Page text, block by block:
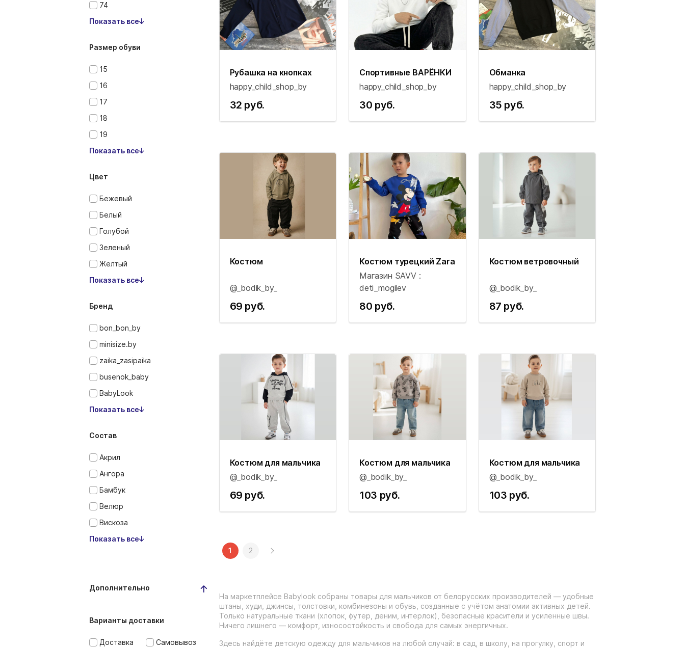
74
Показать все
Размер обуви
15
16
17
18
19
Показать все
Цвет
Бежевый
Белый
Голубой
Зеленый
Желтый
Показать все
Бренд
bon_bon_by
minisize.by
zaika_zasipaika
busenok_baby
BabyLook
Показать все
Состав
Акрил
Ангора
Бамбук
Велюр
Вискоза
Показать все
Дополнительно
Варианты доставки
Доставка Самовывоз
Рубашка на кнопках
happy_child_shop_by
32 руб.
Спортивные ВАРЁНКИ
happy_child_shop_by
30 руб.
Обманка
happy_child_shop_by
35 руб.
Костюм
@_bodik_by_
69 руб.
Костюм турецкий Zara
Магазин SAVV :
deti_mogilev
80 руб.
Костюм ветровочный
@_bodik_by_
87 руб.
Костюм для мальчика
@_bodik_by_
69 руб.
Костюм для мальчика
@_bodik_by_
103 руб.
Костюм для мальчика
@_bodik_by_
103 руб.
1 2
На маркетплейсе Babylook собраны товары для мальчиков от белорусских производителей — удобные
штаны, худи, джинсы, толстовки, комбинезоны и обувь, созданные с учётом анатомии активных детей.
Только натуральные ткани (хлопок, футер, деним, интерлок), безопасные красители и усиленные швы.
Ничего лишнего — комфорт, износостойкость и свобода для самых энергичных.
Здесь найдёте детскую одежду для мальчиков на любой случай: в сад, в школу, на прогулку, спорт и